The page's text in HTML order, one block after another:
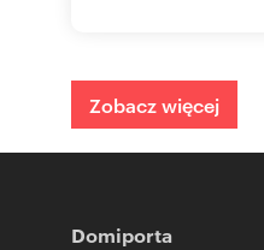
Zobacz więcej
Domiporta